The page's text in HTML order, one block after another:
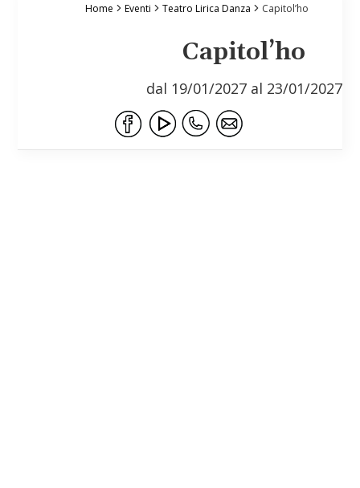
Home Eventi Teatro Lirica Danza Capitol’ho
Capitol’ho
dal 19/01/2027 al 23/01/2027